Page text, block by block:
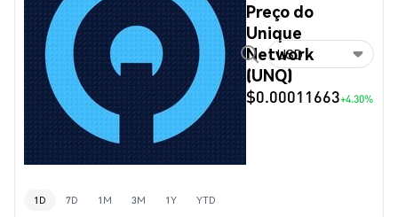
Preço do
Unique
Network
(UNQ)
$0.00011663+4.30%
USD
1D 7D 1M 3M 1Y YTD